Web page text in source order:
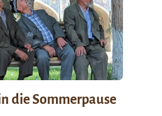
die Sommerpause